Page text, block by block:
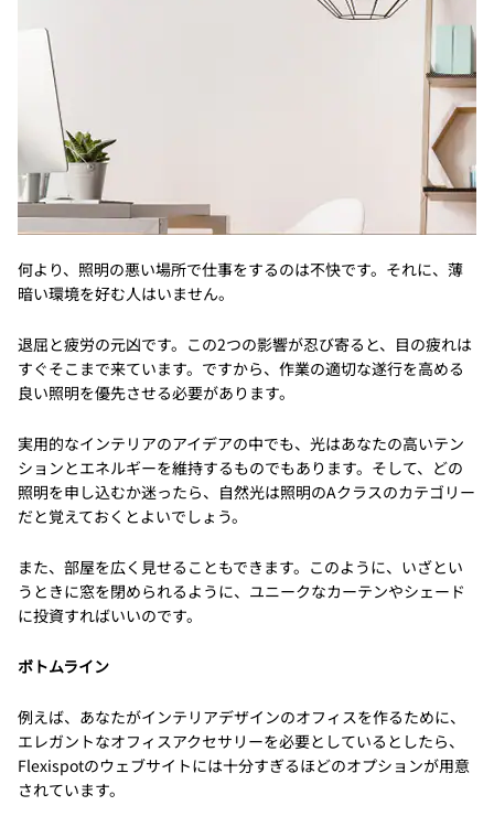
何より、照明の悪い場所で仕事をするのは不快です。それに、薄
暗い環境を好む人はいません。
退屈と疲労の元凶です。この2つの影響が忍び寄ると、目の疲れは
すぐそこまで来ています。ですから、作業の適切な遂行を高める
良い照明を優先させる必要があります。
実用的なインテリアのアイデアの中でも、光はあなたの高いテン
ションとエネルギーを維持するものでもあります。そして、どの
照明を申し込むか迷ったら、自然光は照明のAクラスのカテゴリー
だと覚えておくとよいでしょう。
また、部屋を広く見せることもできます。このように、いざとい
うときに窓を閉められるように、ユニークなカーテンやシェード
に投資すればいいのです。
ボトムライン
例えば、あなたがインテリアデザインのオフィスを作るために、
エレガントなオフィスアクセサリーを必要としているとしたら、
Flexispotのウェブサイトには十分すぎるほどのオプションが用意
されています。